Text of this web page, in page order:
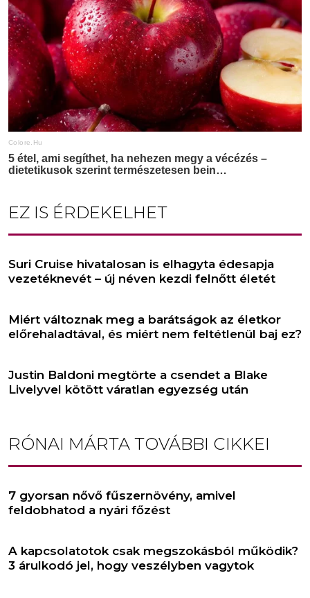
EZ IS ÉRDEKELHET
Suri Cruise hivatalosan is elhagyta édesapja
vezetéknevét – új néven kezdi felnőtt életét
Miért változnak meg a barátságok az életkor
előrehaladtával, és miért nem feltétlenül baj ez?
Justin Baldoni megtörte a csendet a Blake
Livelyvel kötött váratlan egyezség után
RÓNAI MÁRTA TOVÁBBI CIKKEI
7 gyorsan nővő fűszernövény, amivel
feldobhatod a nyári főzést
A kapcsolatotok csak megszokásból működik?
3 árulkodó jel, hogy veszélyben vagytok